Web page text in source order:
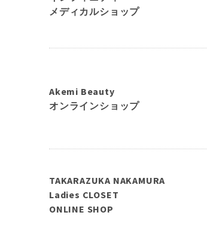
メディカルショップ
Akemi Beauty
オンラインショップ
TAKARAZUKA NAKAMURA
Ladies CLOSET
ONLINE SHOP